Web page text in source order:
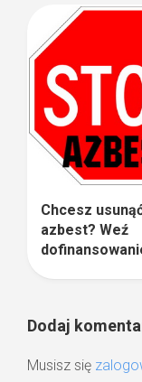
Chcesz
azbest? Weź
Dodaj
Musisz się